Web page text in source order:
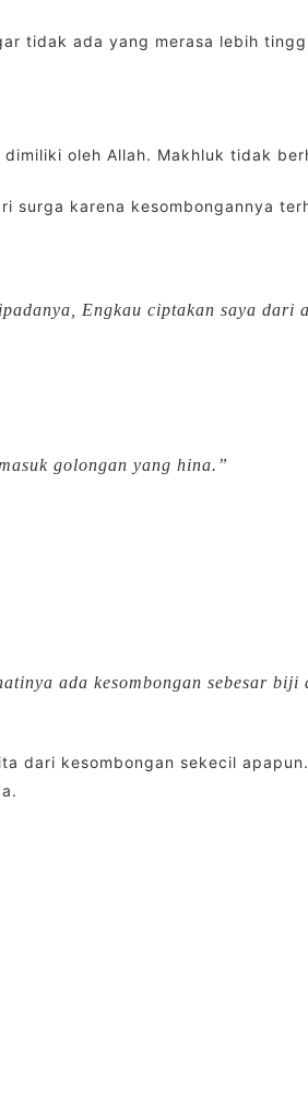
tidak ada yang merasa lebih
oleh Allah. Makhluk tidak
karena kesombongannya
Engkau ciptakan saya dari
golongan yang hina.”
ada kesombongan sebesar biji
dari kesombongan sekecil